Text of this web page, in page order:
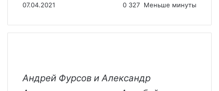
07.04.2021 0 327 Меньше минуты
Андрей Фурсов и Александр